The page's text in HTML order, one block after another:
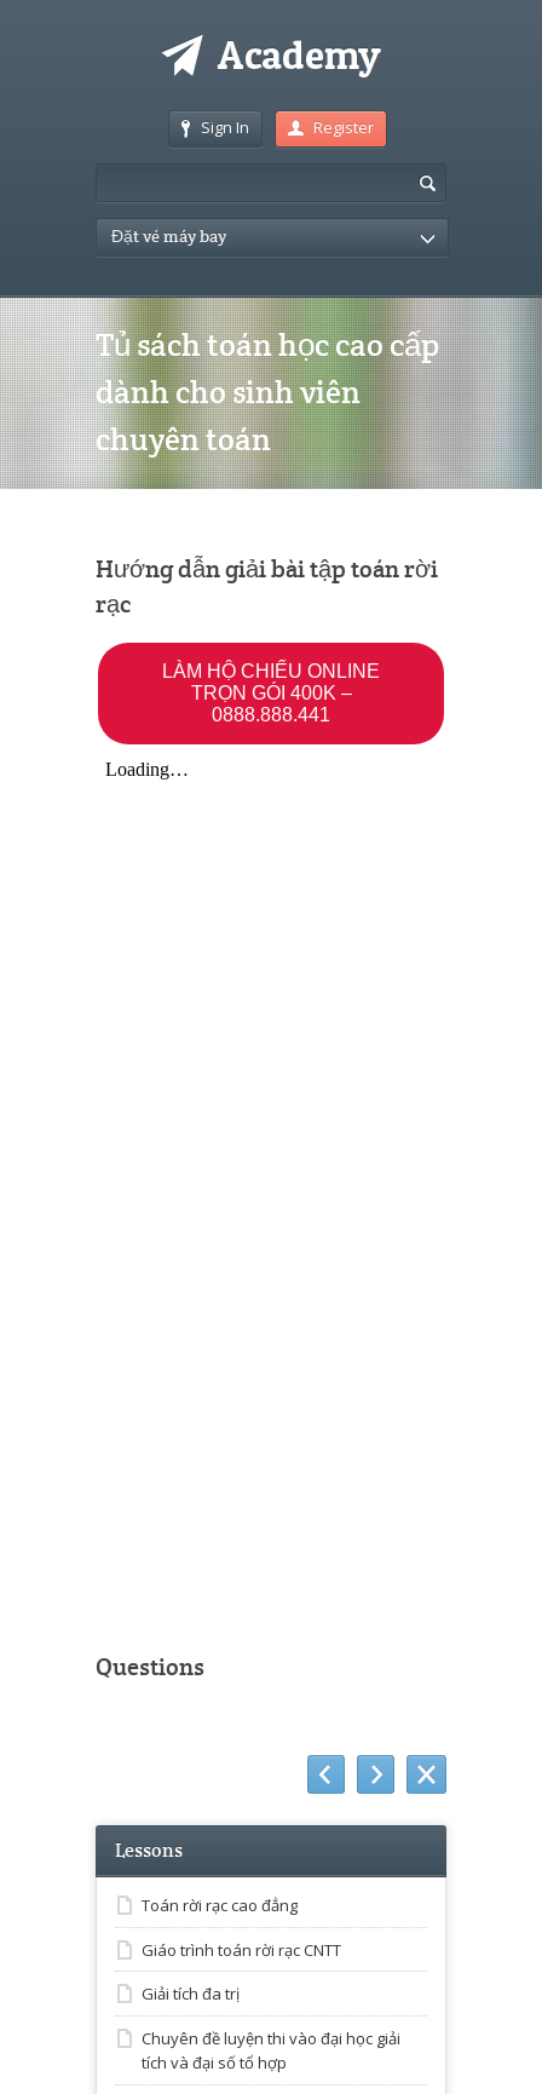
Sign In Register
Đặt vé máy bay
Tủ sách toán học cao cấp
dành cho sinh viên
chuyên toán
Hướng dẫn giải bài tập toán rời
rạc
LÀM HỘ CHIẾU ONLINE
TRỌN GÓI 400K –
0888.888.441
Questions
Lessons
Toán rời rạc cao đẳng
Giáo trình toán rời rạc CNTT
Giải tích đa trị
Chuyên đề luyện thi vào đại học giải
tích và đại số tổ hợp